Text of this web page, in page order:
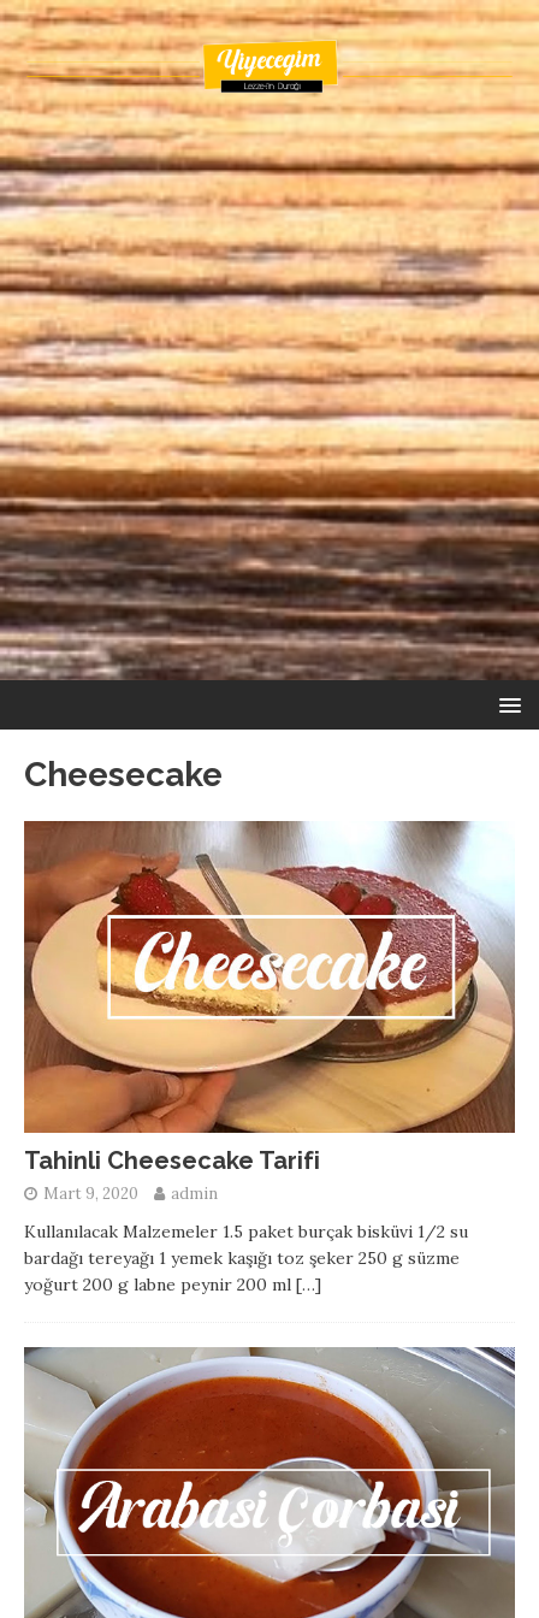
Cheesecake
Tahinli Cheesecake Tarifi
Mart 9, 2020 admin
Kullanılacak Malzemeler 1.5 paket burçak bisküvi 1/2 su
bardağı tereyağı 1 yemek kaşığı toz şeker 250 g süzme
yoğurt 200 g labne peynir 200 ml […]
Sigara Böreği ve Kızartılmış Tavuk
Kaşarlı Mantarlı Makarna
Hamburger Tarifi